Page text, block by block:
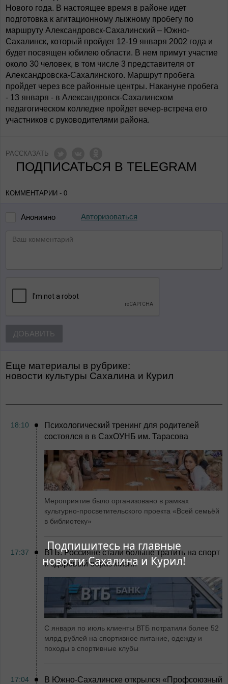
Подпишитесь на главные
новости Сахалина и Курил!
Нового года. В настоящее время в районе идет
подготовка к агитационному лыжному пробегу по
маршруту Александровск-Сахалинский – Южно-
Сахалинск, который пройдет 12-19 января 2002 года и
будет посвящен юбилею области. В нем примут участие
около 30 человек, в том числе 3 представителя от
Александровска-Сахалинского. Маршрут пробега
пройдет через все районные центры. Накануне пробега
- 13 января - в Александровск-Сахалинском
педагогическом колледже пройдет вечер-встреча его
участников с руководителями района.
РАССКАЗАТЬ
ПОДПИСАТЬСЯ В TELEGRAM
КОММЕНТАРИИ - 0
Анонимно Авторизоваться
ДОБАВИТЬ
Еще материалы в рубрике:
Новости культуры Сахалина и Курил
18:10
Психологический тренинг для родителей
состоялся в в СахОУНБ им. Тарасова
Мероприятие было организовано в рамках
культурно-просветительского проекта «Всей семьёй
в библиотеку»
17:37
ВТБ: Россияне стали больше тратить на спорт
и здоровый образ жизни
С января по июль клиенты ВТБ потратили более 52
млрд рублей на спортивное питание, одежду и
походы в спортивные клубы
17:04 В Южно-Сахалинске открылся «Профсоюзный